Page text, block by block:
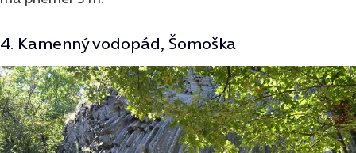
4. Kamenný vodopád, Šomoška